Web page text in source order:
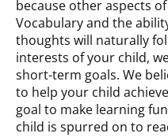
because other aspects
Vocabulary and the
thoughts will naturally
interests of your child,
short-term goals. We
to help your child
goal to make learning
child is spurred on to